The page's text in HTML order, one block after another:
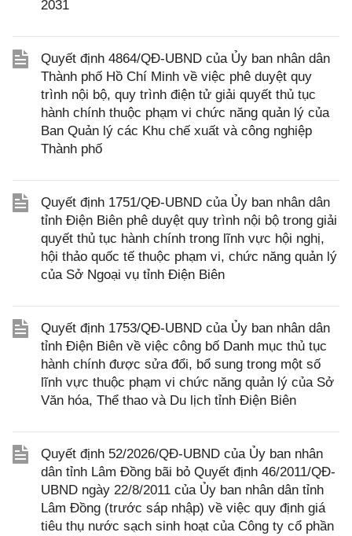
2031
Quyết định 4864/QĐ-UBND của Ủy ban nhân dân
Thành phố Hồ Chí Minh về việc phê duyệt quy
trình nội bộ, quy trình điện tử giải quyết thủ tục
hành chính thuộc phạm vi chức năng quản lý của
Ban Quản lý các Khu chế xuất và công nghiệp
Thành phố
Quyết định 1751/QĐ-UBND của Ủy ban nhân dân
tỉnh Điện Biên phê duyệt quy trình nội bộ trong giải
quyết thủ tục hành chính trong lĩnh vực hội nghị,
hội thảo quốc tế thuộc phạm vi, chức năng quản lý
của Sở Ngoại vụ tỉnh Điện Biên
Quyết định 1753/QĐ-UBND của Ủy ban nhân dân
tỉnh Điện Biên về việc công bố Danh mục thủ tục
hành chính được sửa đổi, bổ sung trong một số
lĩnh vực thuộc phạm vi chức năng quản lý của Sở
Văn hóa, Thể thao và Du lịch tỉnh Điện Biên
Quyết định 52/2026/QĐ-UBND của Ủy ban nhân
dân tỉnh Lâm Đồng bãi bỏ Quyết định 46/2011/QĐ-
UBND ngày 22/8/2011 của Ủy ban nhân dân tỉnh
Lâm Đồng (trước sáp nhập) về việc quy định giá
tiêu thụ nước sạch sinh hoạt của Công ty cổ phần